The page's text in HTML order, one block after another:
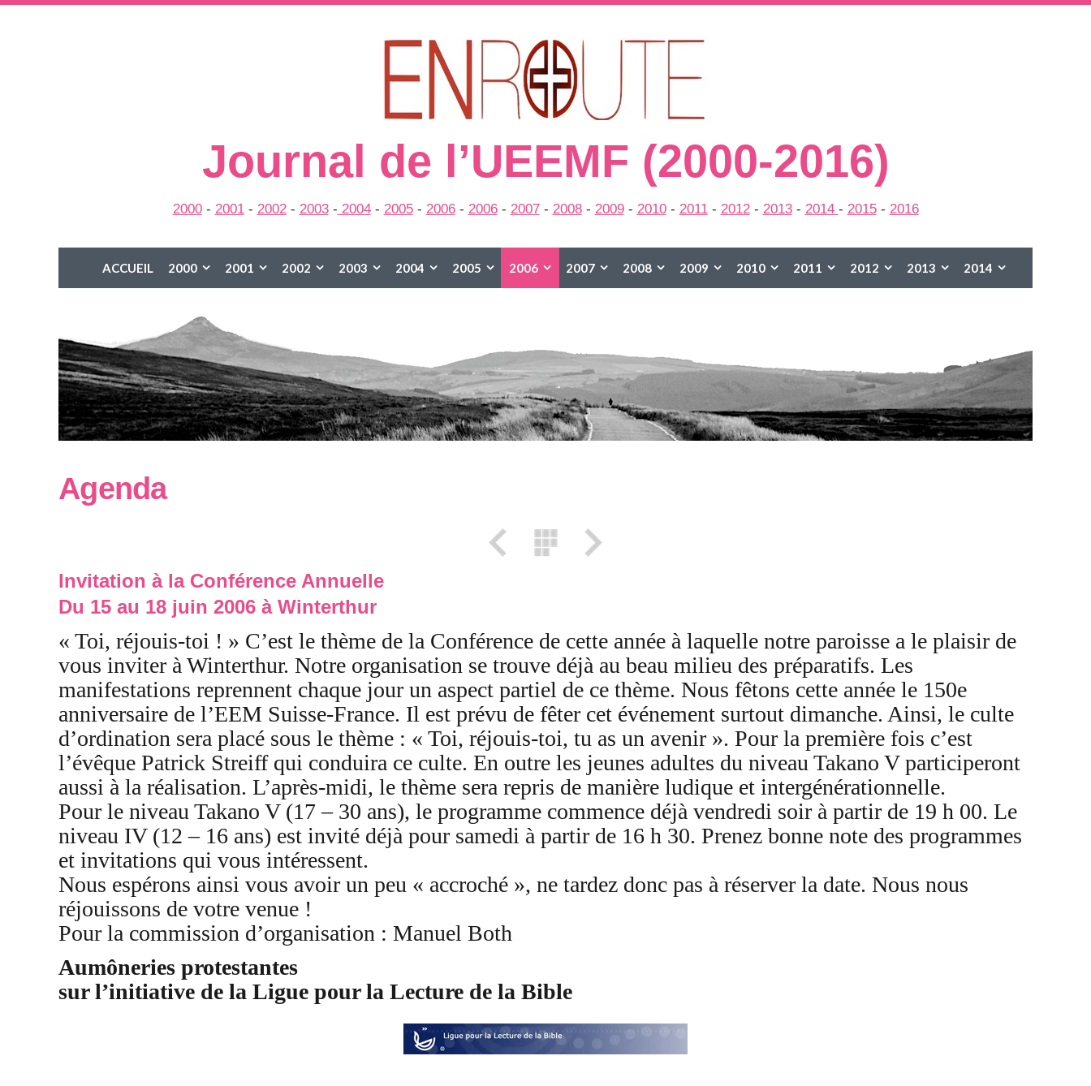
Journal de l’UEEMF (2000-2016)
2000- 2001- 2002- 2003- 2004- 2005- 2006- 2006- 2007- 2008- 2009- 2010- 2011- 2012- 2013- 2014 - 2015- 2016
ACCUEIL 2000 2001 2002 2003 2004 2005 2006 2007 2008 2009 2010 2011 2012 2013 2014
Agenda
Invitation à la Conférence Annuelle
Du 15 au 18 juin 2006 à Winterthur
« Toi, réjouis-toi ! » C’est le thème de la Conférence de cette année à laquelle notre paroisse a le plaisir de
vous inviter à Winterthur. Notre organisation se trouve déjà au beau milieu des préparatifs. Les
manifestations reprennent chaque jour un aspect partiel de ce thème. Nous fêtons cette année le 150e
anniversaire de l’EEM Suisse-France. Il est prévu de fêter cet événement surtout dimanche. Ainsi, le culte
d’ordination sera placé sous le thème : « Toi, réjouis-toi, tu as un avenir ». Pour la première fois c’est
l’évêque Patrick Streiff qui conduira ce culte. En outre les jeunes adultes du niveau Takano V participeront
aussi à la réalisation. L’après-midi, le thème sera repris de manière ludique et intergénérationnelle.
Pour le niveau Takano V (17 – 30 ans), le programme commence déjà vendredi soir à partir de 19 h 00. Le
niveau IV (12 – 16 ans) est invité déjà pour samedi à partir de 16 h 30. Prenez bonne note des programmes
et invitations qui vous intéressent.
Nous espérons ainsi vous avoir un peu « accroché », ne tardez donc pas à réserver la date. Nous nous
réjouissons de votre venue !
Pour la commission d’organisation : Manuel Both
Aumôneries protestantes
sur l’initiative de la Ligue pour la Lecture de la Bible